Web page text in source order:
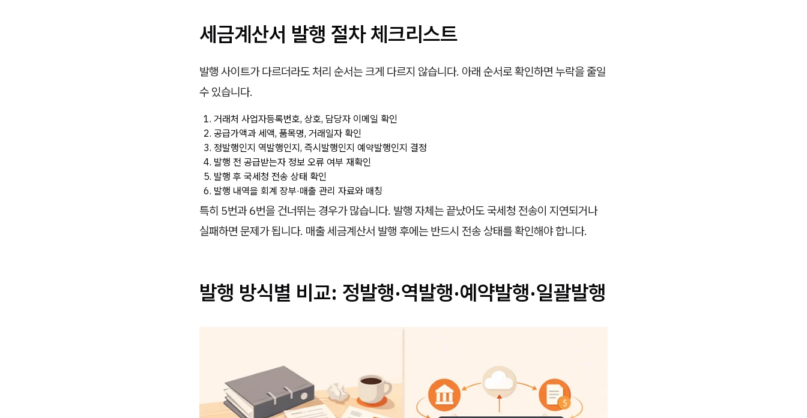
세금계산서 발행 절차 체크리스트
발행 사이트가 다르더라도 처리 순서는 크게 다르지 않습니다. 아래 순서로 확인하면 누락을 줄일
수 있습니다.
거래처 사업자등록번호, 상호, 담당자 이메일 확인
공급가액과 세액, 품목명, 거래일자 확인
정발행인지 역발행인지, 즉시발행인지 예약발행인지 결정
발행 전 공급받는자 정보 오류 여부 재확인
발행 후 국세청 전송 상태 확인
발행 내역을 회계 장부·매출 관리 자료와 매칭
특히 5번과 6번을 건너뛰는 경우가 많습니다. 발행 자체는 끝났어도 국세청 전송이 지연되거나
실패하면 문제가 됩니다. 매출 세금계산서 발행 후에는 반드시 전송 상태를 확인해야 합니다.
발행 방식별 비교: 정발행·역발행·예약발행·일괄발행